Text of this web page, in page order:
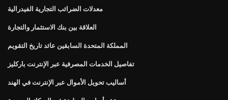
معدلات الضرائب التجارية الفيدرالية
العلاقة بين بنك الاستثمار والتجارة
المملكة المتحدة السابقين عائد تاريخ التقويم
تفاصيل الخدمات المصرفية عبر الإنترنت باركليز
أساليب تحويل الأموال عبر الإنترنت في الهند